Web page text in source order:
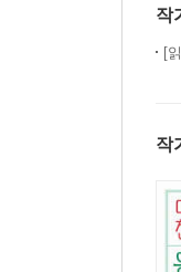
18강.
19강.
21강.
22강.
23강.
작
[
작